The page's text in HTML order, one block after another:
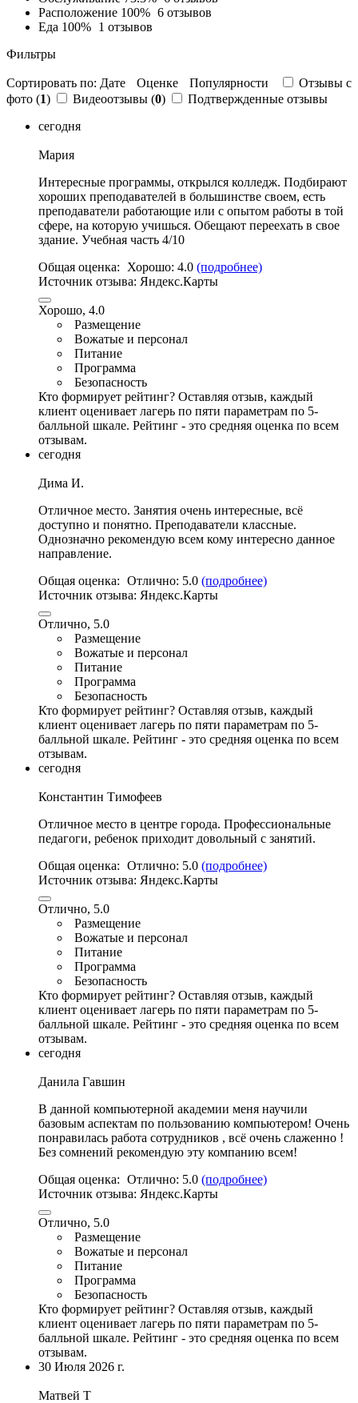
Расположение 100% 6 отзывов
Еда 100% 1 отзывов
Фильтры
Сортировать по: Дате Оценке Популярности
Отзывы c
фото (1) Видеоотзывы (0)
Подтвержденные отзывы
сегодня
Мария
Интересные программы, открылся колледж. Подбирают
хороших преподавателей в большинстве своем, есть
преподаватели работающие или с опытом работы в той
сфере, на которую учишься. Обещают переехать в свое
здание. Учебная часть 4/10
Общая оценка:
Хорошо: 4.0 (подробнее)
Источник отзыва: Яндекс.Карты
Хорошо, 4.0
Размещение
Вожатые и персонал
Питание
Программа
Безопасность
Кто формирует рейтинг? Оставляя отзыв, каждый
клиент оценивает лагерь по пяти параметрам по 5-
балльной шкале. Рейтинг - это средняя оценка по всем
отзывам.
сегодня
Дима И.
Отличное место. Занятия очень интересные, всё
доступно и понятно. Преподаватели классные.
Однозначно рекомендую всем кому интересно данное
направление.
Общая оценка: Отлично: 5.0 (подробнее)
Источник отзыва: Яндекс.Карты
Отлично, 5.0
Размещение
Вожатые и персонал
Питание
Программа
Безопасность
Кто формирует рейтинг? Оставляя отзыв, каждый
клиент оценивает лагерь по пяти параметрам по 5-
балльной шкале. Рейтинг - это средняя оценка по всем
отзывам.
сегодня
Константин Тимофеев
Отличное место в центре города. Профессиональные
педагоги, ребенок приходит довольный с занятий.
Общая оценка: Отлично: 5.0 (подробнее)
Источник отзыва: Яндекс.Карты
Отлично, 5.0
Размещение
Вожатые и персонал
Питание
Программа
Безопасность
Кто формирует рейтинг? Оставляя отзыв, каждый
клиент оценивает лагерь по пяти параметрам по 5-
балльной шкале. Рейтинг - это средняя оценка по всем
отзывам.
сегодня
Данила Гавшин
В данной компьютерной академии меня научили
базовым аспектам по пользованию компьютером! Очень
понравилась работа сотрудников , всё очень слаженно !
Без сомнений рекомендую эту компанию всем!
Общая оценка: Отлично: 5.0 (подробнее)
Источник отзыва: Яндекс.Карты
Отлично, 5.0
Размещение
Вожатые и персонал
Питание
Программа
Безопасность
Кто формирует рейтинг? Оставляя отзыв, каждый
клиент оценивает лагерь по пяти параметрам по 5-
балльной шкале. Рейтинг - это средняя оценка по всем
отзывам.
30 Июля 2026 г.
Матвей Т